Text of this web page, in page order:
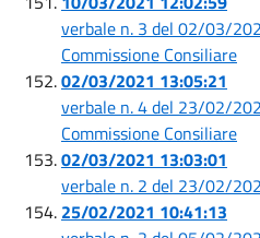
verbale n. 3 del 02/03/
Commissione Consiliare
02/03/2021 13:05:21
verbale n. 4 del 23/02/
Commissione Consiliare
02/03/2021 13:03:01
verbale n. 2 del 23/02/
25/02/2021 10:41:13